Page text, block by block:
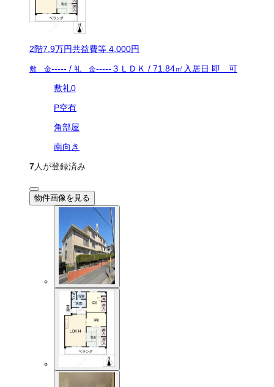
2階7.9万円共益費等 4,000円
敷 金----- / 礼 金----- ３ＬＤＫ / 71.84㎡ 入居日 即 可
敷礼0
P空有
角部屋
南向き
7人が登録済み
物件画像を見る